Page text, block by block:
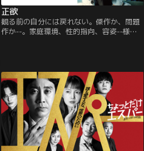
正欲
観る前の自分には戻れない。傑作か、問題
作か--。家庭環境、性的指向、容姿--様々
していく衝撃的な物語。横浜に暮らす検事
の寺井啓喜は、息子が不登校になり、教育
方針を巡って妻と度々衝突している。